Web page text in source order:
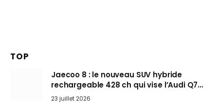
TOP
Jaecoo 8 : le nouveau SUV hybride
rechargeable 428 ch qui vise l’Audi Q7
arrive en Europe cet automne
23 juillet 2026